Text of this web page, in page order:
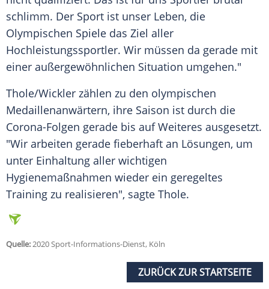
schlimm. Der Sport ist unser Leben, die
Olympischen Spiele das Ziel aller
Hochleistungssportler. Wir müssen da gerade mit
einer außergewöhnlichen Situation umgehen."
Thole/Wickler zählen zu den olympischen
Medaillenanwärtern, ihre Saison ist durch die
Corona-Folgen gerade bis auf Weiteres ausgesetzt.
"Wir arbeiten gerade fieberhaft an Lösungen, um
unter Einhaltung aller wichtigen
Hygienemaßnahmen wieder ein geregeltes
Training zu realisieren", sagte Thole.
Quelle:2020 Sport-Informations-Dienst, Köln
ZURÜCK ZUR STARTSEITE